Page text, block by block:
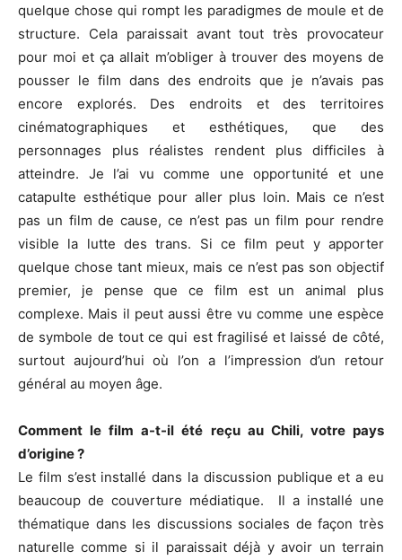
quelque chose qui rompt les paradigmes de moule et de
structure. Cela paraissait avant tout très provocateur
pour moi et ça allait m’obliger à trouver des moyens de
pousser le film dans des endroits que je n’avais pas
encore explorés. Des endroits et des territoires
cinématographiques et esthétiques, que des
personnages plus réalistes rendent plus difficiles à
atteindre. Je l’ai vu comme une opportunité et une
catapulte esthétique pour aller plus loin. Mais ce n’est
pas un film de cause, ce n’est pas un film pour rendre
visible la lutte des trans. Si ce film peut y apporter
quelque chose tant mieux, mais ce n’est pas son objectif
premier, je pense que ce film est un animal plus
complexe. Mais il peut aussi être vu comme une espèce
de symbole de tout ce qui est fragilisé et laissé de côté,
surtout aujourd’hui où l’on a l’impression d’un retour
général au moyen âge.
Comment le film a-t-il été reçu au Chili, votre pays
d’origine ?
Le film s’est installé dans la discussion publique et a eu
beaucoup de couverture médiatique. Il a installé une
thématique dans les discussions sociales de façon très
naturelle comme si il paraissait déjà y avoir un terrain